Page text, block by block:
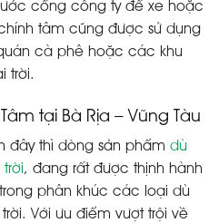
cổng công ty để xe hoặc
tâm cũng được sử dụng
cà phê hoặc các khu
trời.
tại Bà Rịa – Vũng Tàu
đây thì dòng sản phẩm dù
, đang rất được thịnh hành
phân khúc các loại dù
Với ưu điểm vượt trội về